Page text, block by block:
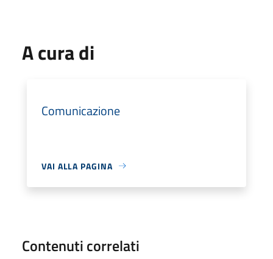
A cura di
Comunicazione
VAI ALLA PAGINA
Contenuti correlati